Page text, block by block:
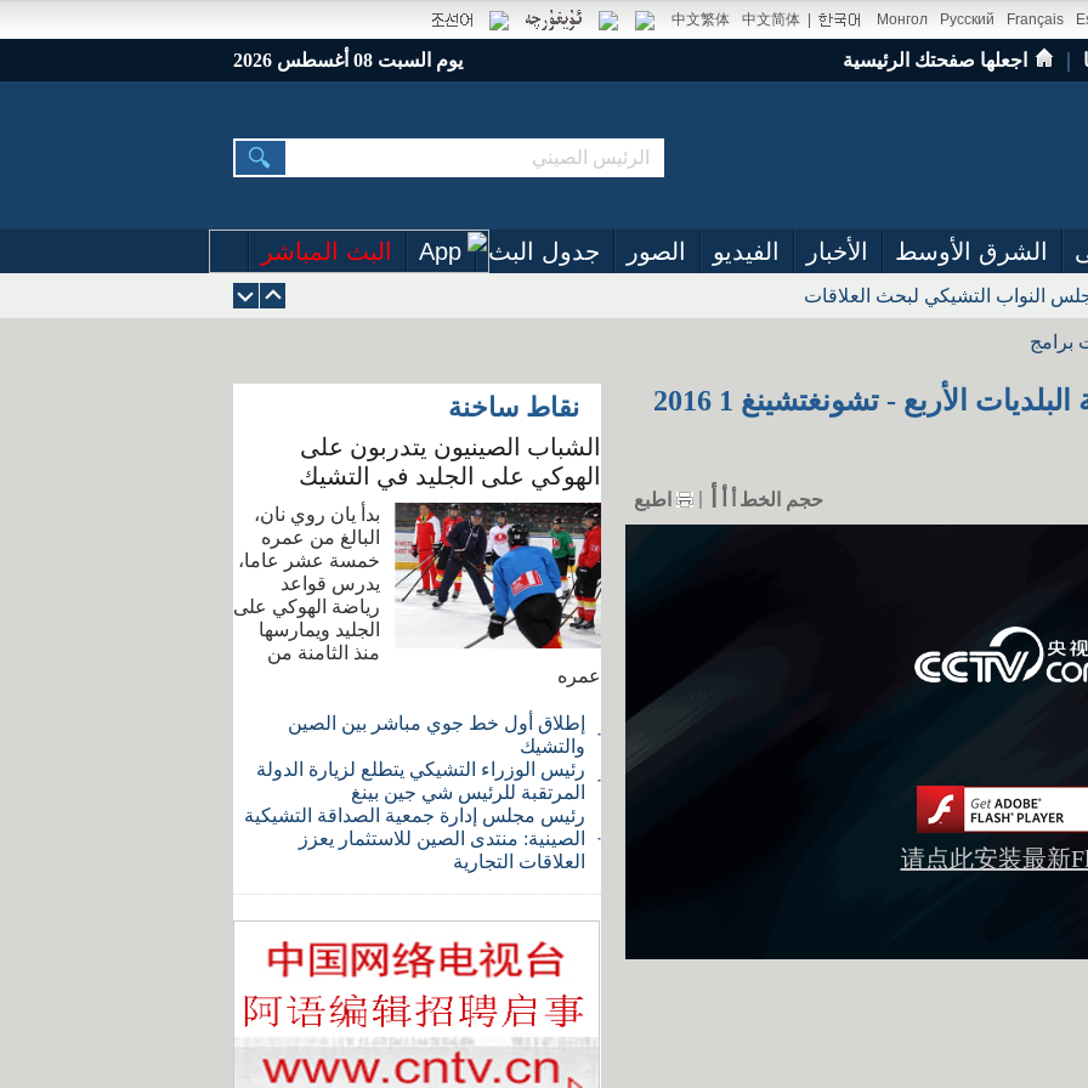
Français
Русский
Монгол
中文简体
中文繁体
اجعلها صفحتك الرئيسية يوم السبت 08 أغسطس 2026
الشرق الأوسط الأخبار الفيديو الصور جدول البث App البث المباشر
النواب التشيكي لبحث العلاقات
برامج
نقاط ساخنة
الشباب الصينيون يتدربون على
الهوكي على الجليد في التشيك
بدأ يان روي نان،
البالغ من عمره
خمسة عشر عاما،
يدرس قواعد
رياضة الهوكي على
الجليد ويمارسها
منذ الثامنة من
عمره
إطلاق أول خط جوي مباشر بين الصين
والتشيك
رئيس الوزراء التشيكي يتطلع لزيارة الدولة
المرتقبة للرئيس شي جين بينغ
رئيس مجلس إدارة جمعية الصداقة التشيكية
الصينية: منتدى الصين للاستثمار يعزز
العلاقات التجارية
السياحة في الصين: سلسلة البلديات الأربع - تشونغتشينغ 1 2016
اطبع حجم الخط
请点此安装最新